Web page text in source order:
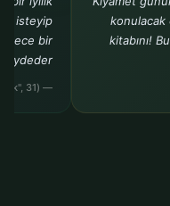
konulacak
kitabını!
isteyip
bir
— (Buhârî, "Rikâk", 31)